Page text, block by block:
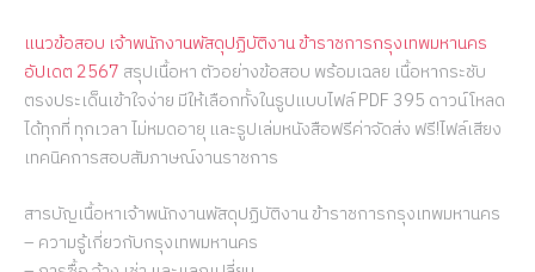
แนวข้อสอบ เจ้าพนักงานพัสดุปฏิบัติงาน ข้าราชการกรุงเทพมหานคร
อัปเดต 2567 สรุปเนื้อหา ตัวอย่างข้อสอบ พร้อมเฉลย เนื้อหากระชับ
ตรงประเด็นเข้าใจง่าย มีให้เลือกทั้งในรูปแบบไฟล์ PDF 395 ดาวน์โหลด
ได้ทุกที่ ทุกเวลา ไม่หมดอายุ และรูปเล่มหนังสือฟรีค่าจัดส่ง ฟรี!ไฟล์เสียง
เทคนิคการสอบสัมภาษณ์งานราชการ
สารบัญเนื้อหาเจ้าพนักงานพัสดุปฏิบัติงาน ข้าราชการกรุงเทพมหานคร
– ความรู้เกี่ยวกับกรุงเทพมหานคร